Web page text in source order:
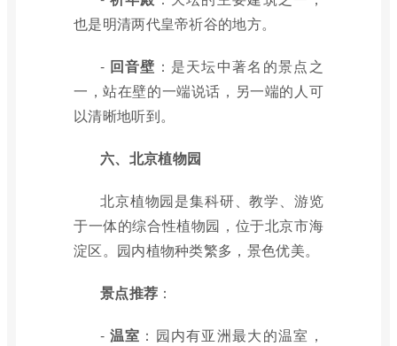
也是明清两代皇帝祈谷的地方。
- 回音壁 ：是天坛中著名的景点之
一，站在壁的一端说话，另一端的人可
以清晰地听到。
六、北京植物园
北京植物园是集科研、教学、游览
于一体的综合性植物园，位于北京市海
淀区。园内植物种类繁多，景色优美。
景点推荐 ：
- 温室 ：园内有亚洲最大的温室，